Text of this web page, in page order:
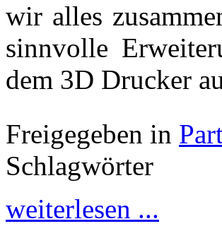
wir alles
sinnvolle
dem 3D Drucker
Freigegeben in
Schlagwörter
weiterlesen ...